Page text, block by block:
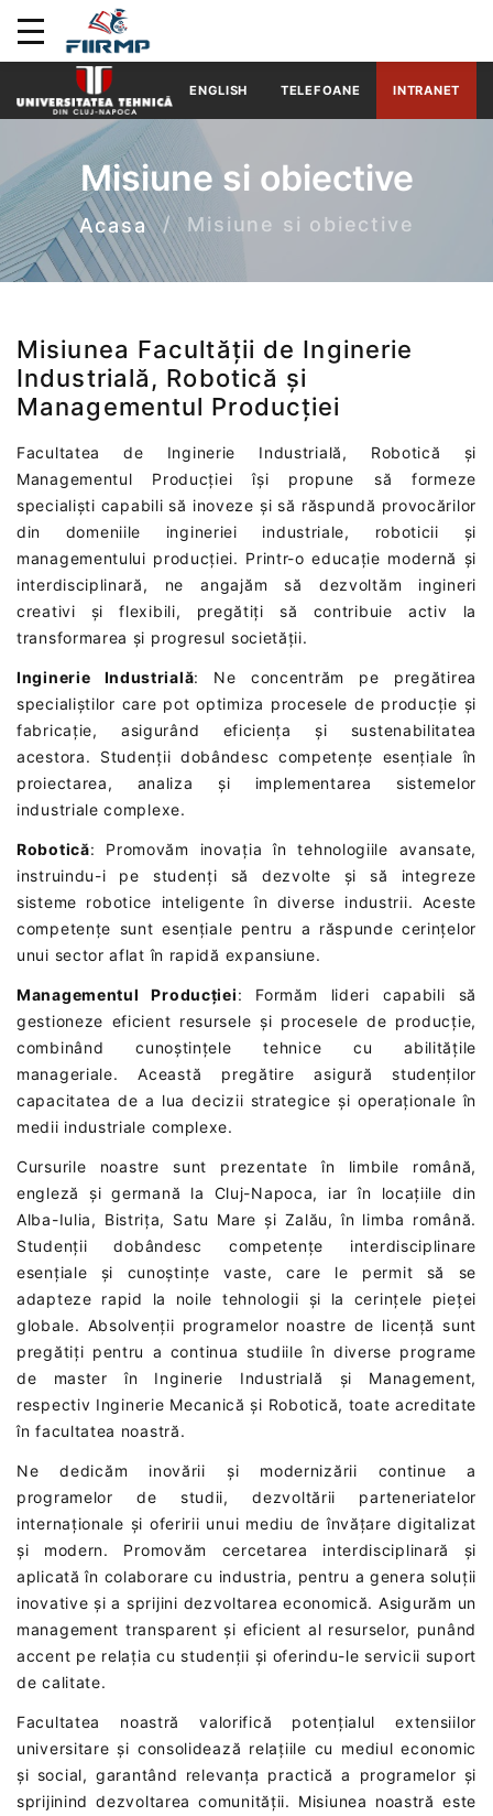
ENGLISH TELEFOANE INTRANET
Misiune si obiective
Acasa Misiune si obiective
Misiunea Facultății de Inginerie
Industrială, Robotică și
Managementul Producției
Facultatea de Inginerie Industrială, Robotică și
Managementul Producției își propune să formeze
specialiști capabili să inoveze și să răspundă provocărilor
din domeniile ingineriei industriale, roboticii și
managementului producției. Printr-o educație modernă și
interdisciplinară, ne angajăm să dezvoltăm ingineri
creativi și flexibili, pregătiți să contribuie activ la
transformarea și progresul societății.
Inginerie Industrială: Ne concentrăm pe pregătirea
specialiștilor care pot optimiza procesele de producție și
fabricație, asigurând eficiența și sustenabilitatea
acestora. Studenții dobândesc competențe esențiale în
proiectarea, analiza și implementarea sistemelor
industriale complexe.
Robotică: Promovăm inovația în tehnologiile avansate,
instruindu-i pe studenți să dezvolte și să integreze
sisteme robotice inteligente în diverse industrii. Aceste
competențe sunt esențiale pentru a răspunde cerințelor
unui sector aflat în rapidă expansiune.
Managementul Producției: Formăm lideri capabili să
gestioneze eficient resursele și procesele de producție,
combinând cunoștințele tehnice cu abilitățile
manageriale. Această pregătire asigură studenților
capacitatea de a lua decizii strategice și operaționale în
medii industriale complexe.
Cursurile noastre sunt prezentate în limbile română,
engleză și germană la Cluj-Napoca, iar în locațiile din
Alba-Iulia, Bistrița, Satu Mare și Zalău, în limba română.
Studenții dobândesc competențe interdisciplinare
esențiale și cunoștințe vaste, care le permit să se
adapteze rapid la noile tehnologii și la cerințele pieței
globale. Absolvenții programelor noastre de licență sunt
pregătiți pentru a continua studiile în diverse programe
de master în Inginerie Industrială și Management,
respectiv Inginerie Mecanică și Robotică, toate acreditate
în facultatea noastră.
Ne dedicăm inovării și modernizării continue a
programelor de studii, dezvoltării parteneriatelor
internaționale și oferirii unui mediu de învățare digitalizat
și modern. Promovăm cercetarea interdisciplinară și
aplicată în colaborare cu industria, pentru a genera soluții
inovative și a sprijini dezvoltarea economică. Asigurăm un
management transparent și eficient al resurselor, punând
accent pe relația cu studenții și oferindu-le servicii suport
de calitate.
Facultatea noastră valorifică potențialul extensiilor
universitare și consolidează relațiile cu mediul economic
și social, garantând relevanța practică a programelor și
sprijinind dezvoltarea comunității. Misiunea noastră este